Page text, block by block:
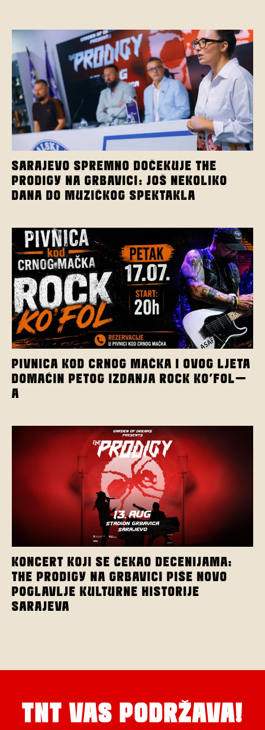
SARAJEVO SPREMNO DOČEKUJE THE
PRODIGY NA GRBAVICI: JOŠ NEKOLIKO
DANA DO MUZIČKOG SPEKTAKLA
PIVNICA KOD CRNOG MAČKA I OVOG LJETA
DOMAĆIN PETOG IZDANJA ROCK KO’FOL-
A
KONCERT KOJI SE ČEKAO DECENIJAMA:
THE PRODIGY NA GRBAVICI PIŠE NOVO
POGLAVLJE KULTURNE HISTORIJE
SARAJEVA
TNT VAS PODRŽAVA!